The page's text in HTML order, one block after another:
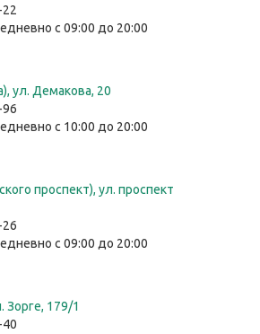
с 09:00 до 20:00
ул. Демакова, 20
с 10:00 до 20:00
проспект), ул. проспект
с 09:00 до 20:00
Зорге, 179/1